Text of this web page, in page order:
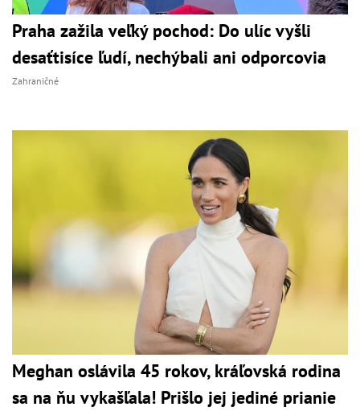
Praha zažila veľký pochod: Do ulíc vyšli
desaťtisíce ľudí, nechýbali ani odporcovia
Zahraničné
Meghan oslávila 45 rokov, kráľovská rodina
sa na ňu vykašľala! Prišlo jej jediné prianie